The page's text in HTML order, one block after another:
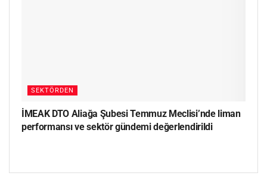
SEKTÖRDEN
İMEAK DTO Aliağa Şubesi Temmuz Meclisi’nde liman
performansı ve sektör gündemi değerlendirildi